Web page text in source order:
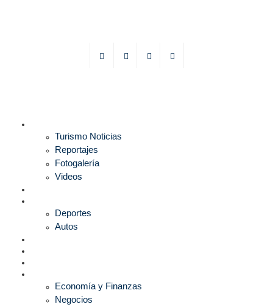
Turismo Noticias
Reportajes
Fotogalería
Videos
Deportes
Autos
Economía y Finanzas
Negocios